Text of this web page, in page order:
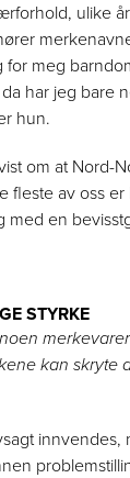
ulike
for meg
har jeg bare
hun.
om at Nord-
fleste av oss
med en
STYRKE
kan skryte
innvendes,